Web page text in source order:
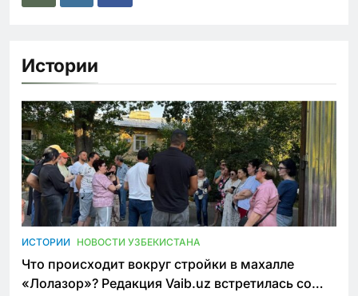
Истории
ИСТОРИИ НОВОСТИ УЗБЕКИСТАНА
Что происходит вокруг стройки в махалле
«Лолазор»? Редакция Vaib.uz встретилась со